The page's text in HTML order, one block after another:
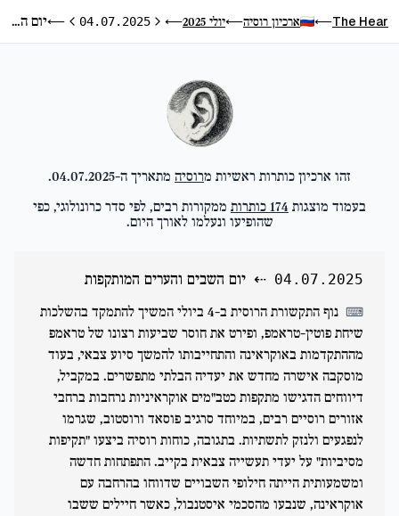
The Hear
⟵ ארכיון רוסיה⟵יולי 2025 ⟵היום הקודם
04.07.2025 היום הבא
⟵ יום השבים והערים המותקפות
זהו ארכיון כותרות ראשיות מרוסיה מתאריך ה-04.07.2025
.
בעמוד מוצגות 174 כותרות ממקורות רבים, לפי סדר כרונולוגי, כפי
שהופיעו ונעלמו לאורך היום.
04.07.2025
⇠ יום השבים והערים המותקפות
⌨
נוף התקשורת הרוסית ב-4 ביולי המשיך להתמקד בהשלכות
שיחת פוטין-טראמפ, ופירט את חוסר שביעות רצונו של טראמפ
מההתקדמות באוקראינה והתחייבותו להמשך סיוע צבאי, בעוד
מוסקבה אישרה מחדש את יעדיה הבלתי מתפשרים. במקביל,
דיווחים הדגישו מתקפות כטב"מים אוקראיניות נרחבות ברחבי
אזורים רוסיים רבים, במיוחד סרגיב פוסאד ורוסטוב, שגרמו
לנפגעים ולנזק לתשתיות. בתגובה, כוחות רוסיה ביצעו "תקיפות
מסיביות" על יעדי תעשייה צבאית בקייב. התפתחות חדשה
ומשמעותית הייתה חילופי השבויים שדווחו בהרחבה עם
אוקראינה, שנבעו מהסכמי איסטנבול, כאשר חיילים ששבו